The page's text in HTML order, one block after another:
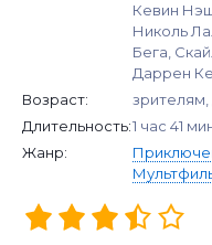
Кевин
Николь
Бега,
Даррен
Возраст:
зрителям,
Длительность:1 час 41
Жанр: